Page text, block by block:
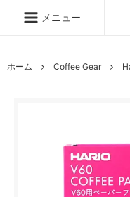
メニュー
ホーム Coffee Gear